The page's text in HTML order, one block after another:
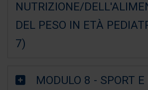
NUTRIZIONE/
DEL PESO IN ETÀ
7)
MODULO 8 - SPORT E